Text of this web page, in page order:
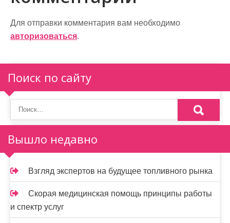
ц
и
я
п
о
з
а
п
и
с
я
Для отправки комментария вам необходимо
авторизоваться.
Поиск по сайту
Вышло недавно
Взгляд экспертов на будущее топливного рынка
Скорая медицинская помощь принципы работы
и спектр услуг